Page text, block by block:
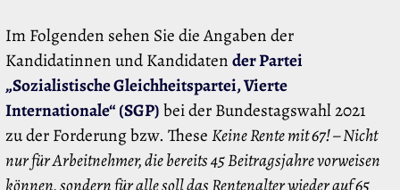
Im Folgenden sehen Sie die Angaben der
Kandidatinnen und Kandidatender Partei
„Sozialistische Gleichheitspartei, Vierte
Internationale“ (SGP)bei der Bundestagswahl 2021
zu der Forderung bzw. TheseKeine Rente mit 67! – Nicht
nur für Arbeitnehmer, die bereits 45 Beitragsjahre vorweisen